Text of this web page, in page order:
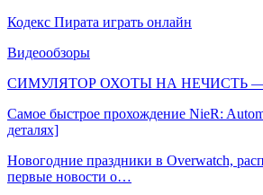
Кодекс Пирата играть онлайн
Видеообзоры
СИМУЛЯТОР ОХОТЫ НА НЕЧИСТЬ —
Самое быстрое прохождение NieR:
деталях]
Новогодние праздники в Overwatch,
первые новости о…